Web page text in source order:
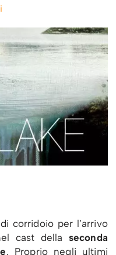
corridoio per l’arrivo
cast dellaseconda
. Proprio negli ultimi